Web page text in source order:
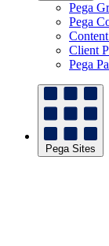
Pega
Pega
Client
Pega
Pega Sites